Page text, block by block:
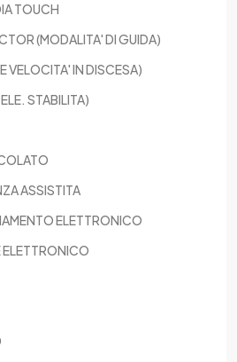
TOUCH
(MODALITA' DI GUIDA)
VELOCITA' IN DISCESA)
STABILITA)
ASSISTITA
ELETTRONICO